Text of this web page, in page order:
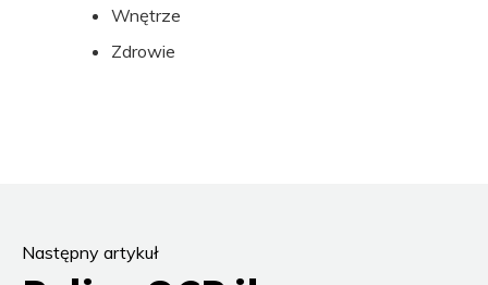
Wnętrze
Zdrowie
Następny artykuł